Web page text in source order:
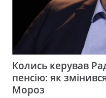
Колись керував
пенсію: як
Мороз